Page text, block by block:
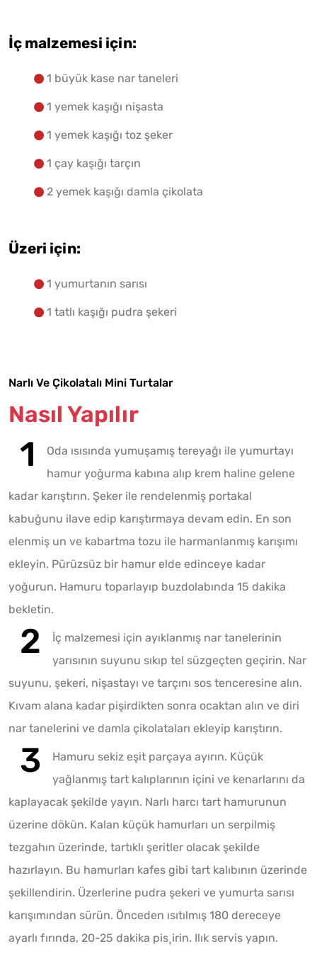
İç malzemesi için:
1 büyük kase nar taneleri
1 yemek kaşığı nişasta
1 yemek kaşığı toz şeker
1 çay kaşığı tarçın
2 yemek kaşığı damla çikolata
Üzeri için:
1 yumurtanın sarısı
1 tatlı kaşığı pudra şekeri
Narlı Ve Çikolatalı Mini Turtalar
Nasıl Yapılır
Oda ısısında yumuşamış tereyağı ile yumurtayı
hamur yoğurma kabına alıp krem haline gelene
kadar karıştırın. Şeker ile rendelenmiş portakal
kabuğunu ilave edip karıştırmaya devam edin. En son
elenmiş un ve kabartma tozu ile harmanlanmış karışımı
ekleyin. Pürüzsüz bir hamur elde edinceye kadar
yoğurun. Hamuru toparlayıp buzdolabında 15 dakika
bekletin.
İç malzemesi için ayıklanmış nar tanelerinin
yarısının suyunu sıkıp tel süzgeçten geçirin. Nar
suyunu, şekeri, nişastayı ve tarçını sos tenceresine alın.
Kıvam alana kadar pişirdikten sonra ocaktan alın ve diri
nar tanelerini ve damla çikolataları ekleyip karıştırın.
Hamuru sekiz eşit parçaya ayırın. Küçük
yağlanmış tart kalıplarının içini ve kenarlarını da
kaplayacak şekilde yayın. Narlı harcı tart hamurunun
üzerine dökün. Kalan küçük hamurları un serpilmiş
tezgahın üzerinde, tartıklı şeritler olacak şekilde
hazırlayın. Bu hamurları kafes gibi tart kalıbının üzerinde
şekillendirin. Üzerlerine pudra şekeri ve yumurta sarısı
karışımından sürün. Önceden ısıtılmış 180 dereceye
ayarlı fırında, 20-25 dakika pis¸irin. Ilık servis yapın.